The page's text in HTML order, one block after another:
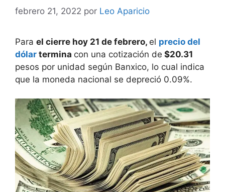
febrero 21, 2022 por Leo Aparicio
Para el cierre hoy 21 de febrero, el precio del
dólar termina con una cotización de $20.31
pesos por unidad según Banxico, lo cual indica
que la moneda nacional se depreció 0.09%.